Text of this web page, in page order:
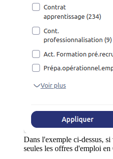
Dans l'exemple ci-dessus,
seules les offres d'emploi